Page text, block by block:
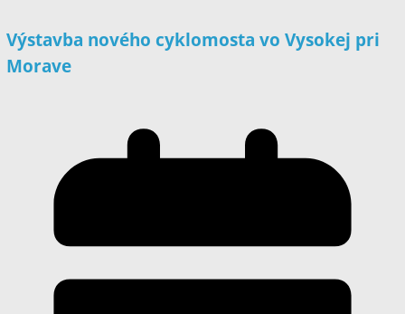
Výstavba nového cyklomosta vo Vysokej pri
Morave